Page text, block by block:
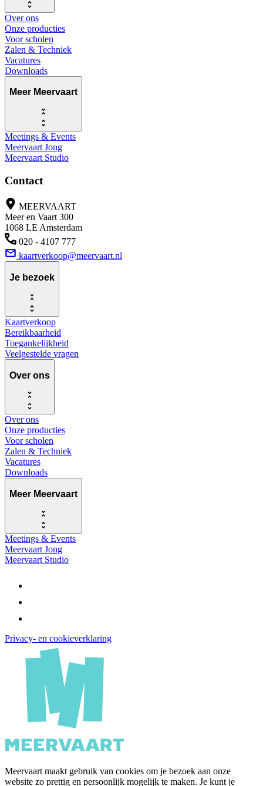
Over ons
Onze producties
Voor scholen
Zalen & Techniek
Vacatures
Downloads
Meer Meervaart
Meetings & Events
Meervaart Jong
Meervaart Studio
Contact
MEERVAART
Meer en Vaart 300
1068 LE Amsterdam
020 - 4107 777
kaartverkoop@meervaart.nl
Je bezoek
Kaartverkoop
Bereikbaarheid
Toegankelijkheid
Veelgestelde vragen
Over ons
Over ons
Onze producties
Voor scholen
Zalen & Techniek
Vacatures
Downloads
Meer Meervaart
Meetings & Events
Meervaart Jong
Meervaart Studio
Privacy- en cookieverklaring
Meervaart maakt gebruik van cookies om je bezoek aan onze
website zo prettig en persoonlijk mogelijk te maken. Je kunt je